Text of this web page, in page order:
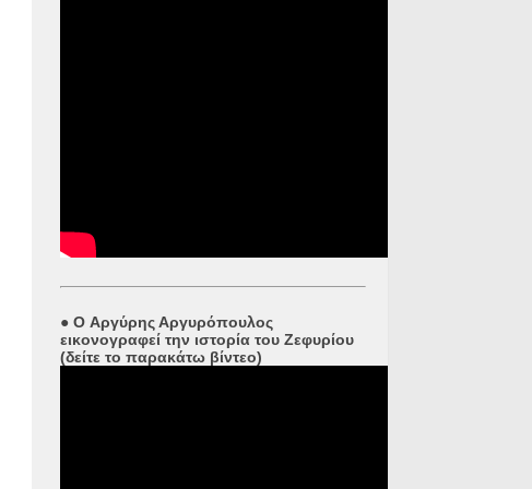
● O Αργύρης Αργυρόπουλος
εικονογραφεί την ιστορία του Ζεφυρίου
(δείτε το παρακάτω βίντεο)